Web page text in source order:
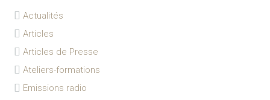
Actualités
Articles
Articles de Presse
Ateliers-formations
Emissions radio